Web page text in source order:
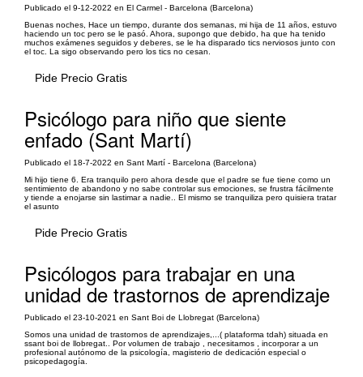
Publicado el 9-12-2022 en El Carmel - Barcelona (Barcelona)
Buenas noches, Hace un tiempo, durante dos semanas, mi hija de 11 años, estuvo
haciendo un toc pero se le pasó. Ahora, supongo que debido, ha que ha tenido
muchos exámenes seguidos y deberes, se le ha disparado tics nerviosos junto con
el toc. La sigo observando pero los tics no cesan.
Pide Precio Gratis
Psicólogo para niño que siente
enfado (Sant Martí)
Publicado el 18-7-2022 en Sant Martí - Barcelona (Barcelona)
Mi hijo tiene 6. Era tranquilo pero ahora desde que el padre se fue tiene como un
sentimiento de abandono y no sabe controlar sus emociones, se frustra fácilmente
y tiende a enojarse sin lastimar a nadie.. El mismo se tranquiliza pero quisiera tratar
el asunto
Pide Precio Gratis
Psicólogos para trabajar en una
unidad de trastornos de aprendizaje
Publicado el 23-10-2021 en Sant Boi de Llobregat (Barcelona)
Somos una unidad de trastornos de aprendizajes,...( plataforma tdah) situada en
ssant boi de llobregat.. Por volumen de trabajo , necesitamos , incorporar a un
profesional autónomo de la psicología, magisterio de dedicación especial o
psicopedagogía.